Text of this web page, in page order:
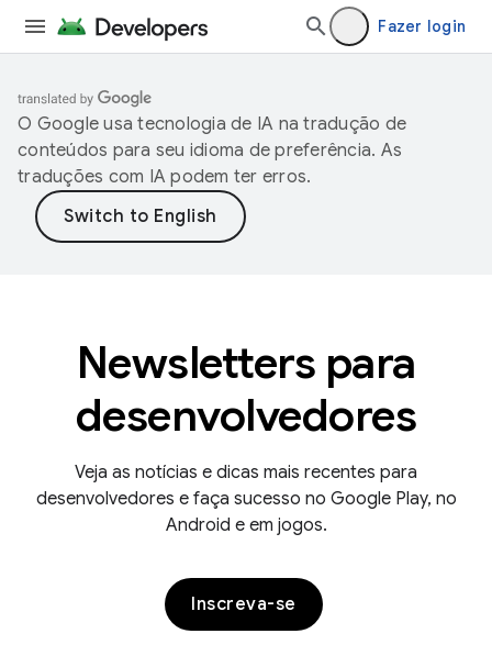
Fazer login
O Google usa tecnologia de IA na tradução de
conteúdos para seu idioma de preferência. As
traduções com IA podem ter erros.
Newsletters para
desenvolvedores
Veja as notícias e dicas mais recentes para
desenvolvedores e faça sucesso no Google Play, no
Android e em jogos.
Inscreva-se